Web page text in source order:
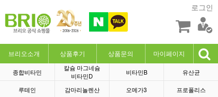
로그인
브리오소개 상품후기 상품문의 마이페이지
종합비타민
칼슘 마그네슘
비타민D
비타민B 유산균
루테인 감마리놀렌산 오메가3
프로폴리스